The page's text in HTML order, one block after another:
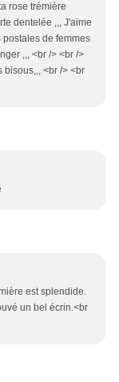
rose trémière
dentelée ,,, J'aime
postales de femmes
,,, <br /> <br />
bisous,,, <br /> <br
est splendide.
un bel écrin.<br